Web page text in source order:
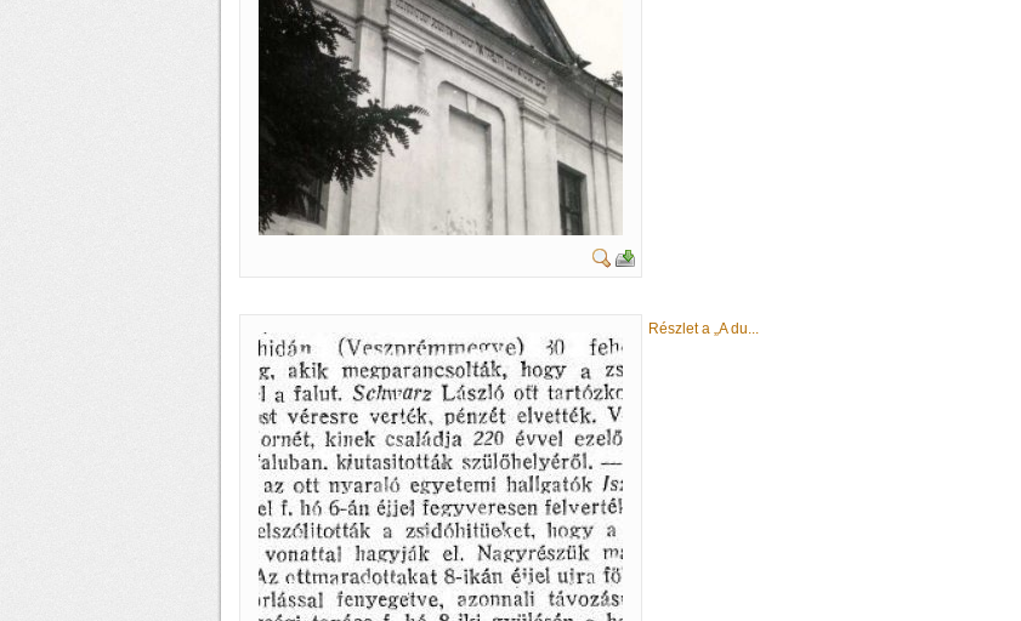
Részlet a „A du...